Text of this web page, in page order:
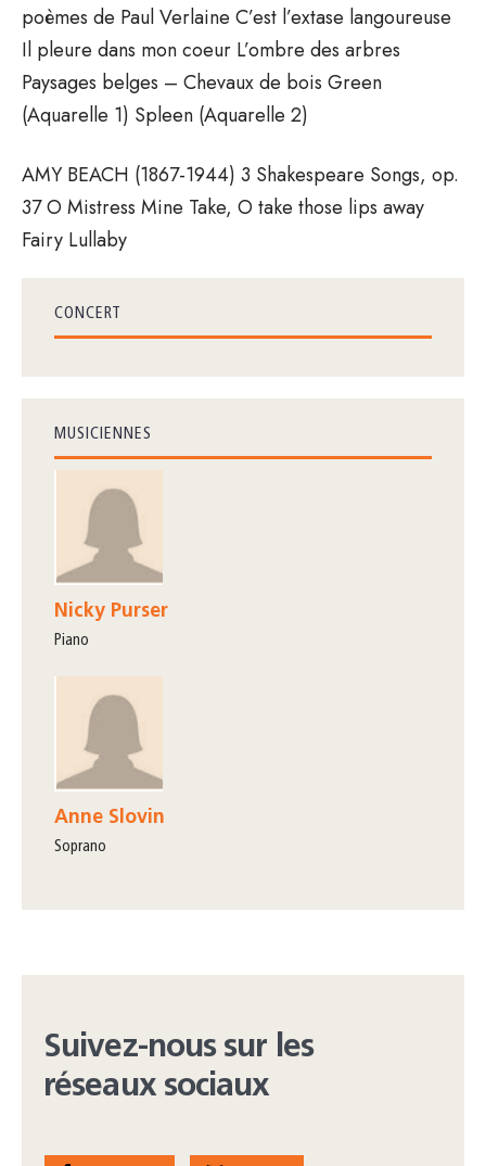
poèmes de Paul Verlaine C’est l’extase langoureuse
Il pleure dans mon coeur L’ombre des arbres
Paysages belges – Chevaux de bois Green
(Aquarelle 1) Spleen (Aquarelle 2)
AMY BEACH (1867-1944) 3 Shakespeare Songs, op.
37 O Mistress Mine Take, O take those lips away
Fairy Lullaby
CONCERT
MUSICIENNES
Nicky Purser
piano
Anne Slovin
soprano
Suivez-nous sur les
réseaux sociaux